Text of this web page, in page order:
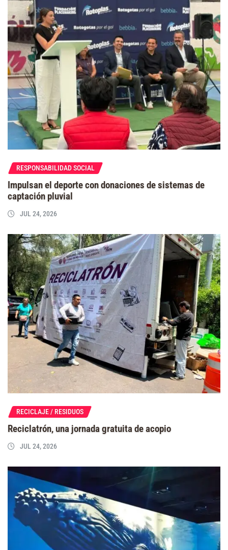
RESPONSABILIDAD SOCIAL
Impulsan el deporte con donaciones de sistemas de
captación pluvial
JUL 24, 2026
RECICLAJE / RESIDUOS
Reciclatrón, una jornada gratuita de acopio
JUL 24, 2026